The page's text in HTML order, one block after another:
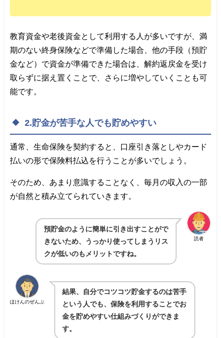
教育資金や老後資金として利用する人が多いですが、満
期のない終身保険などで準備した場合、他の手段（預貯
金など）で資金が準備できた場合は、解約返戻金を受け
取らずに据え置くことで、さらに増やしていくことも可
能です。
2.貯金が苦手な人でも貯めやすい
通常、生命保険を契約すると、口座引き落としやカード
払いの形で保険料払込を行うことが多いでしょう。
そのため、あまり意識することなく、毎月の収入の一部
が自然と積み立てられていきます。
読者
預貯金のように簡単に引き出すことがで
きないため、うっかり使ってしまうリス
クが低いのもメリットですね。
ほけんのぜんぶ
結果、自分でコツコツ貯金するのは苦手
という人でも、保険を利用することでお
金を貯めやすい仕組みづくりができま
す。